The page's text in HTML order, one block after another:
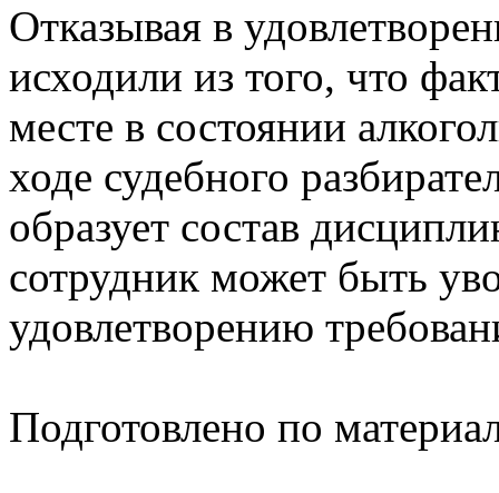
Отказывая в
исходили из того, что
месте в состоянии
ходе судебного
образует состав
сотрудник может быть
удовлетворению
Подготовлено по